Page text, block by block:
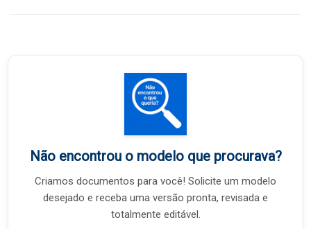
Não encontrou o modelo que procurava?
Criamos documentos para você! Solicite um modelo
desejado e receba uma versão pronta, revisada e
totalmente editável.